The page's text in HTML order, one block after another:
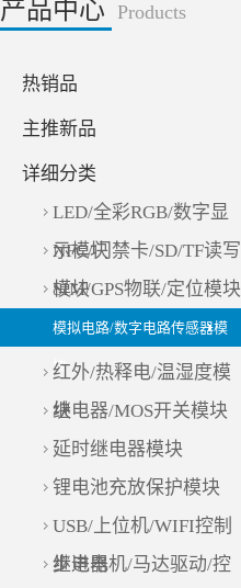
产品中心 Products
热销品
主推新品
详细分类
LED/全彩RGB/数字显
示模块
NFC/门禁卡/SD/TF读写
模块
SIM/GPS物联/定位模块
模拟电路/数字电路传感器模
块
红外/热释电/温湿度模
块
继电器/MOS开关模块
延时继电器模块
锂电池充放保护模块
USB/上位机/WIFI控制
继电器
步进电机/马达驱动/控